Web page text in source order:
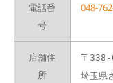
電話番
号
048-
店舗住
所
〒338-
埼玉県